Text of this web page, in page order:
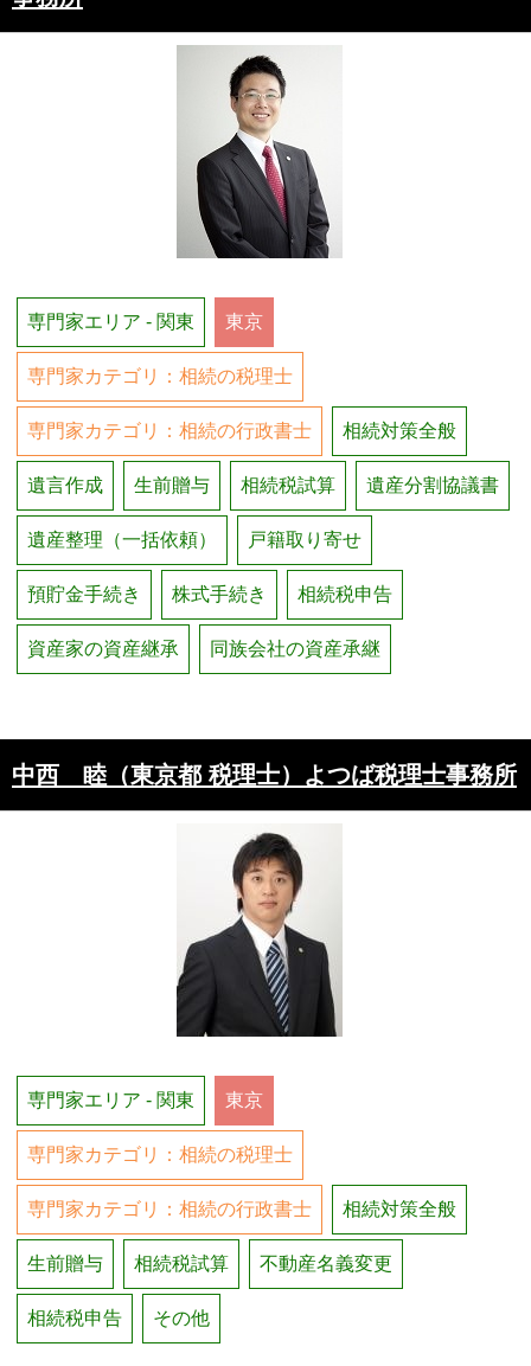
専門家エリア - 関東 東京
専門家カテゴリ：相続の税理士
専門家カテゴリ：相続の行政書士 相続対策全般
遺言作成 生前贈与 相続税試算 遺産分割協議書
遺産整理（一括依頼） 戸籍取り寄せ
預貯金手続き 株式手続き 相続税申告
資産家の資産継承 同族会社の資産承継
中西 睦（東京都 税理士）よつば税理士事務所
専門家エリア - 関東 東京
専門家カテゴリ：相続の税理士
専門家カテゴリ：相続の行政書士 相続対策全般
生前贈与 相続税試算 不動産名義変更
相続税申告 その他